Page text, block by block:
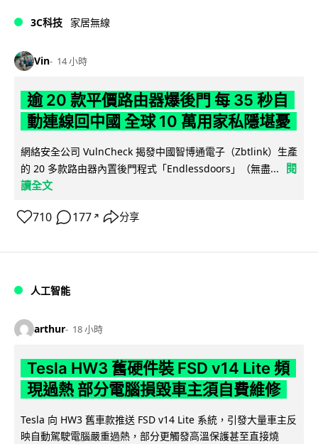
3C科技 家居無線
Vin 14 小時
逾 20 款平價路由器爆後門 每 35 秒自
動連線回中國 全球 10 萬用家私隱堪憂
網絡安全公司 VulnCheck 揭發中國智博通電子（Zbtlink）生產
的 20 多款路由器內置後門程式「Endlessdoors」（無盡...
閱
讀全文
710 177 ↗ 分享
人工智能
arthur 18 小時
Tesla HW3 舊硬件裝 FSD v14 Lite 頻
現過熱 部分電腦損毀車主須自費維修
Tesla 向 HW3 舊車款推送 FSD v14 Lite 系統，引發大量車主反
映自動駕駛電腦嚴重過熱，部分更觸發高溫保護甚至直接燒